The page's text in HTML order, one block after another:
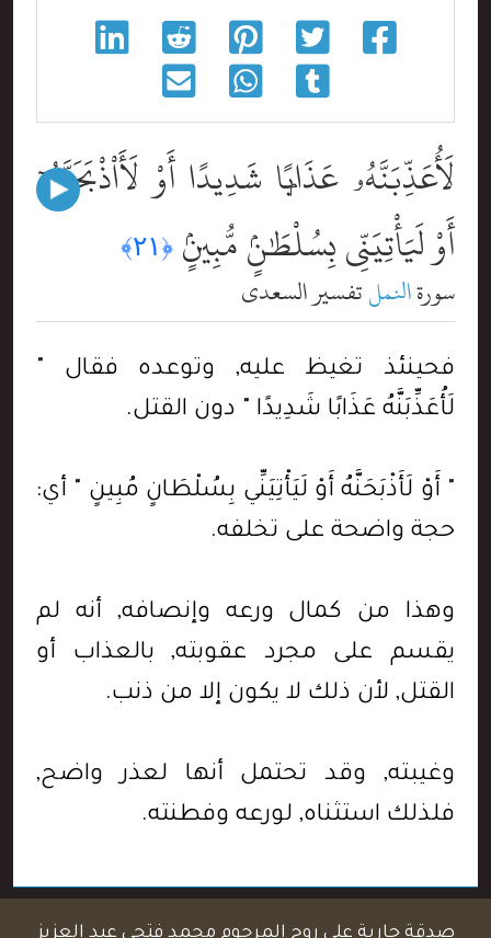
لَأُعَذِّبَنَّهُۥ عَذَابًۭا شَدِيدًا أَوْ لَأَاْذْبَحَنَّهُۥٓ
أَوْ لَيَأْتِيَنِّى بِسُلْطَٰنٍۢ مُّبِينٍۢ﴿٢١﴾
سورةالنملتفسير السعدي
فحينئذ تغيظ عليه, وتوعده فقال "
لَأُعَذِّبَنَّهُ عَذَابًا شَدِيدًا " دون القتل.
" أَوْ لَأَذْبَحَنَّهُ أَوْ لَيَأْتِيَنِّي بِسُلْطَانٍ مُبِينٍ " أي:
حجة واضحة على تخلفه.
وهذا من كمال ورعه وإنصافه, أنه لم
يقسم على مجرد عقوبته, بالعذاب أو
القتل, لأن ذلك لا يكون إلا من ذنب.
وغيبته, وقد تحتمل أنها لعذر واضح,
فلذلك استثناه, لورعه وفطنته.
صدقة جارية على روح المرحوم محمد فتحي عبد العزيز